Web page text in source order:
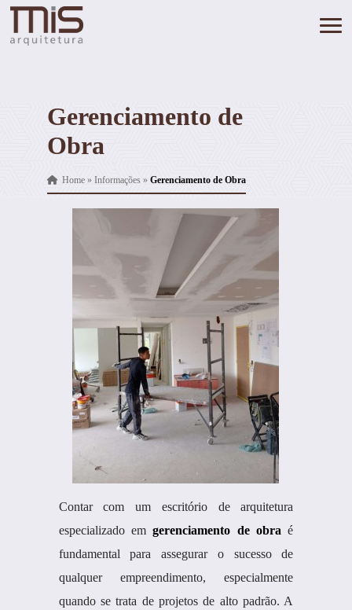
Gerenciamento de
Obra
Home» Informações » Gerenciamento de Obra
Contar com um escritório de arquitetura
especializado emgerenciamento de obra é
fundamental para assegurar o sucesso de
qualquer empreendimento, especialmente
quando se trata de projetos de alto padrão. A